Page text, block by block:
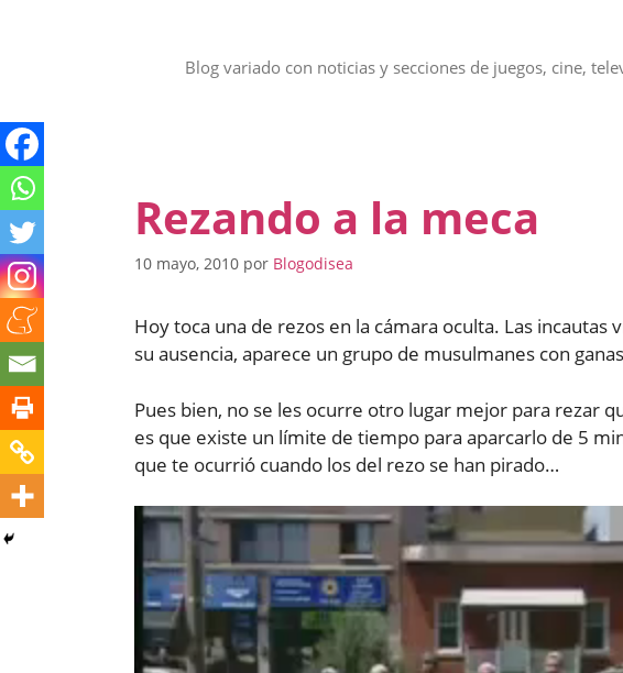
Blog variado con noticias y secciones de juegos, cine,
Rezando a la meca
10 mayo, 2010 por Blogodisea
Hoy toca una de rezos en la cámara oculta. Las incautas
su ausencia, aparece un grupo de musulmanes con
Pues bien, no se les ocurre otro lugar mejor para rezar
es que existe un límite de tiempo para aparcarlo de 5
que te ocurrió cuando los del rezo se han pirado…
Reproductor
vídeo